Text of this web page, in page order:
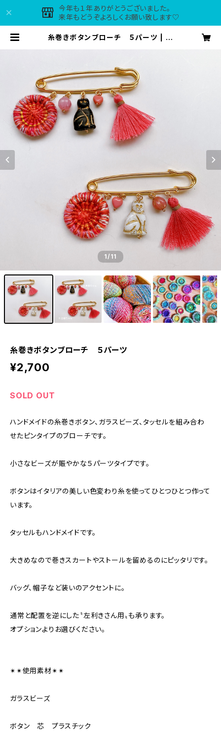
今年も１年ありがとうございました。
来年もどうぞよろしくお願い致します♡
糸巻きボタンブローチ ５パーツ | m
1/11
糸巻きボタンブローチ ５パーツ
¥2,700
SOLD OUT
ハンドメイドの糸巻きボタン、ガラスビーズ、タッセルを組み合わ
せたピンタイプのブローチです。
小さなビーズが賑やかな５パーツタイプです。
ボタンはイタリアの美しい色変わり糸を使ってひとつひとつ作って
います。
タッセルもハンドメイドです。
大きめなので巻きスカートやストールを留めるのにピッタリです。
バッグ、帽子など装いのアクセントに。
通常と配置を逆にした〝左利きさん用〟も承ります。
オプションよりお選びください。
✴︎✴︎使用素材✴︎✴︎
ガラスビーズ
ボタン 芯 プラスチック